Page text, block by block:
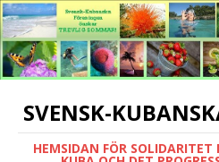
SVENSK-
HEMSIDAN FÖR